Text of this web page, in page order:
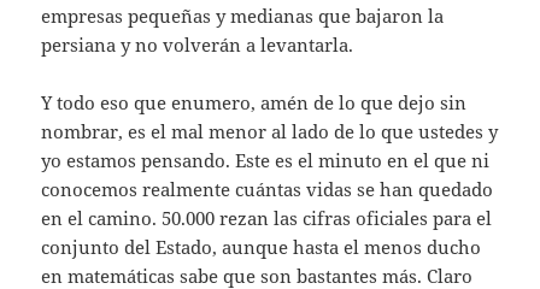
empresas pequeñas y medianas que bajaron la
persiana y no volverán a levantarla.
Y todo eso que enumero, amén de lo que dejo sin
nombrar, es el mal menor al lado de lo que ustedes y
yo estamos pensando. Este es el minuto en el que ni
conocemos realmente cuántas vidas se han quedado
en el camino. 50.000 rezan las cifras oficiales para el
conjunto del Estado, aunque hasta el menos ducho
en matemáticas sabe que son bastantes más. Claro